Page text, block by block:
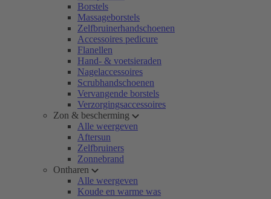
Borstels
Massageborstels
Zelfbruinerhandschoenen
Accessoires pedicure
Flanellen
Hand- & voetsieraden
Nagelaccessoires
Scrubhandschoenen
Vervangende borstels
Verzorgingsaccessoires
Zon & bescherming
Alle weergeven
Aftersun
Zelfbruiners
Zonnebrand
Ontharen
Alle weergeven
Koude en warme was